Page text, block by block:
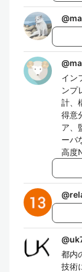
@
@
イン
ンプ
計、
得意
ア、
ーバ
高度
@
@
都内
技術